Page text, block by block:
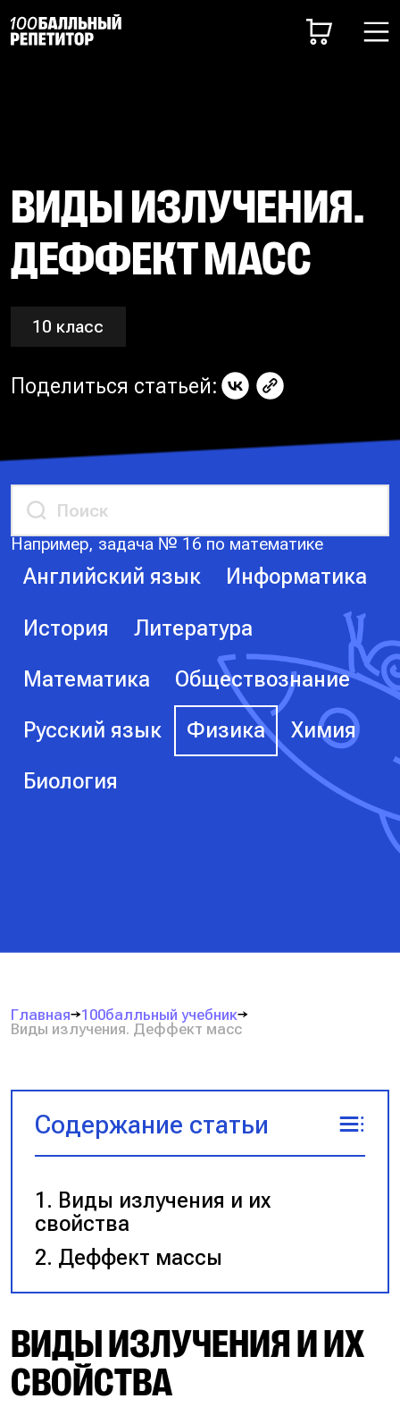
ВИДЫ ИЗЛУЧЕНИЯ.
ДЕФФЕКТ МАСС
10 класс
Поделиться статьей:
Например, задача № 16 по математике
Английский язык Информатика
История Литература
Математика Обществознание
Русский язык Физика Химия
Биология
Главная
100балльный учебник
Виды излучения. Деффект масс
Содержание статьи
Виды излучения и их
свойства
Деффект массы
ВИДЫ ИЗЛУЧЕНИЯ И ИХ
СВОЙСТВА